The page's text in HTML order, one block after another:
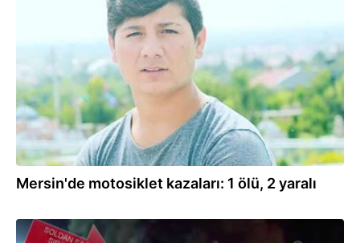
Mersin'de motosiklet kazaları: 1 ölü, 2 yaralı
01.06.2019